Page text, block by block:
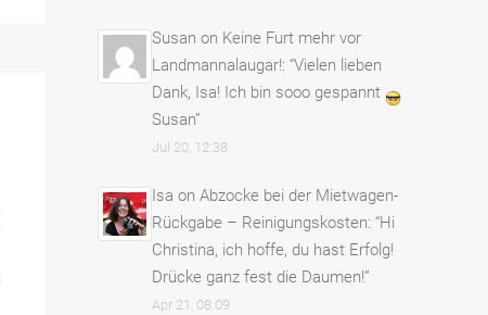
Susan on Keine Furt mehr vor
Landmannalaugar!: “Vielen lieben
Dank, Isa! Ich bin sooo gespannt
Susan”
Jul 20, 12:38
Isa on Abzocke bei der Mietwagen-
Rückgabe – Reinigungskosten: “Hi
Christina, ich hoffe, du hast Erfolg!
Drücke ganz fest die Daumen!”
Apr 21, 08:09